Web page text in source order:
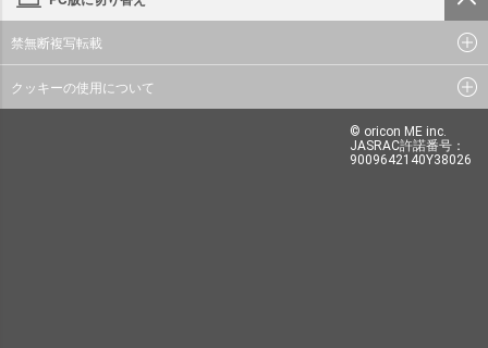
禁無断複写転載
クッキーの使用について
© oricon ME inc.
JASRAC許諾番号：
9009642140Y38026